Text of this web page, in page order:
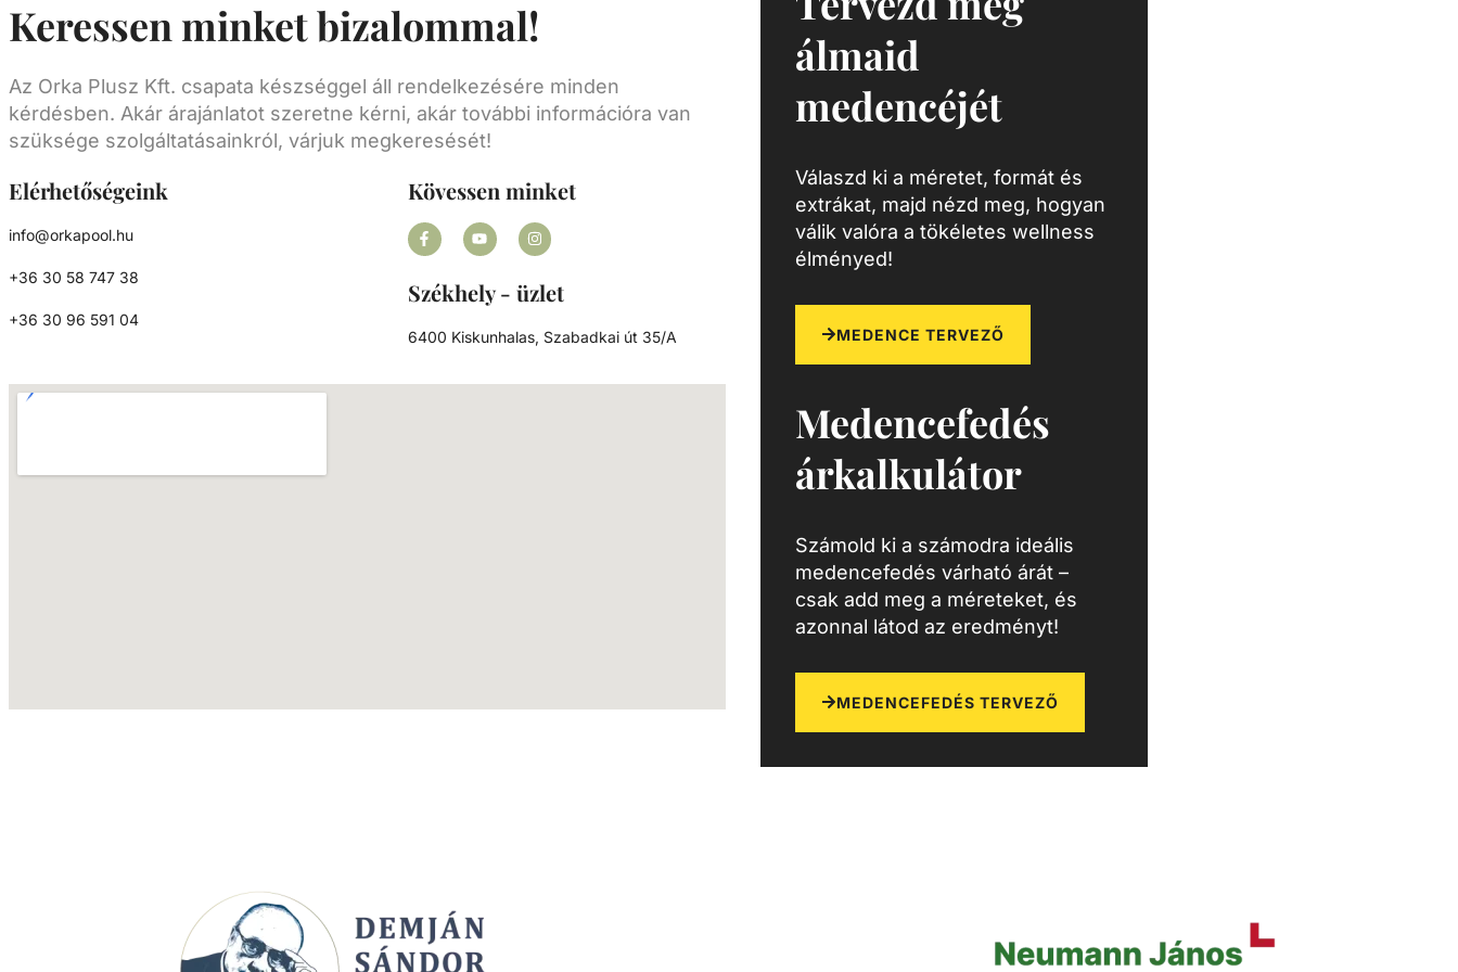
tekercscsöves hőcserélőt, ezeket is közvetlenül a
medence vízkörforgásába vagy a bypass-
- Rögzítéshez a rozsdamentes bilincs tartozék. -
Max. nyomás fűtési oldal: 10 bar - Max. nyomás
medence oldal: 3 bar
Keressen minket bizalommal!
Az Orka Plusz Kft. csapata készséggel áll rendelkezésére minden
kérdésben. Akár árajánlatot szeretne kérni, akár további információra van
szüksége szolgáltatásainkról, várjuk megkeresését!
Elérhetőségeink
info@orkapool.hu
+36 30 58 747 38
+36 30 96 591 04
Kövessen minket
Székhely - üzlet
6400 Kiskunhalas, Szabadkai út 35/A
álmaid
medencéjét
Válaszd ki a méretet, formát és
extrákat, majd nézd meg, hogyan
válik valóra a tökéletes wellness
élményed!
MEDENCE TERVEZŐ
Medencefedés
árkalkulátor
Számold ki a számodra ideális
medencefedés várható árát –
csak add meg a méreteket, és
azonnal látod az eredményt!
MEDENCEFEDÉS TERVEZŐ